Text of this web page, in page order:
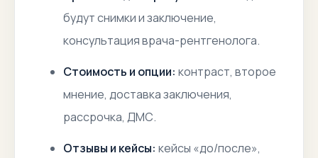
будут снимки и заключение,
консультация врача-рентгенолога.
Стоимость и опции: контраст, второе
мнение, доставка заключения,
рассрочка, ДМС.
Отзывы и кейсы: кейсы «до/после»,